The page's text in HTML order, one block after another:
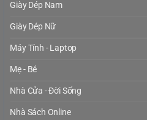
Giày Dép Nam
Giày Dép Nữ
Máy Tính - Laptop
Mẹ - Bé
Nhà Cửa - Đời Sống
Nhà Sách Online